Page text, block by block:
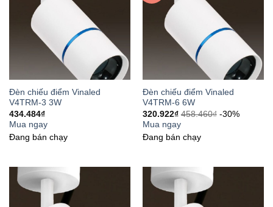
Đèn chiếu điểm Vinaled
V4TRM-3 3W
434.484₫
Mua ngay
Đang bán chạy
Đèn chiếu điểm Vinaled
V4TRM-6 6W
320.922₫ 458.460₫ -30%
Mua ngay
Đang bán chạy